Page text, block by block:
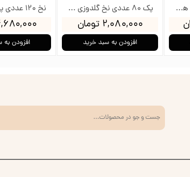
۴,۶۸۰,۰۰۰
افزودن به
پک 80 عددی نخ گلدوزی پنگوئن
۲,۰۸۰,۰۰۰ تومان
افزودن به سبد خرید
نخ 60 عددی پنگوئن به همراه جعبه و بوبین